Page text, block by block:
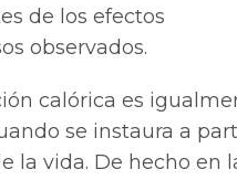
de los efectos
observados.
calórica es
se instaura a
la vida. De hecho en